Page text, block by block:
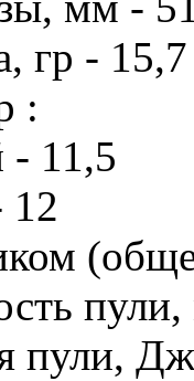
гр - 15,7
:
- 11,5
12
пули,